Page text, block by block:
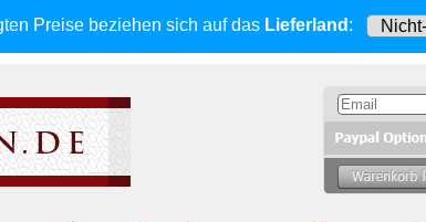
Preise beziehen sich auf das Lieferland :